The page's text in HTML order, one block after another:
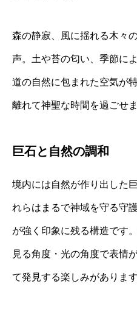
森の静寂、風に揺れる木々
声。土や苔の匂い、季節に
道の自然に包まれた空気が
離れて神聖な時間を過ごせま
巨石と自然の調和
境内には自然が作り出した
れらはまるで神域を守る守
が強く印象に残る構造です
見る角度・光の角度で表情
て発見する楽しみがあります